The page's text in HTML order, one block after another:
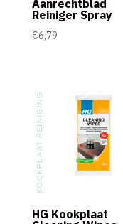
Aanrechtblad
Reiniger Spray
€6,79
HG Kookplaat